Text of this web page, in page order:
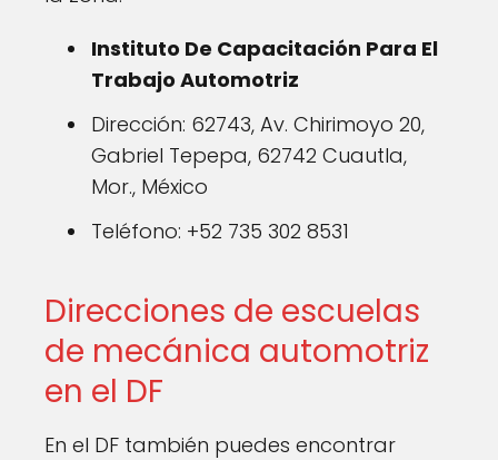
Instituto De Capacitación Para El
Trabajo Automotriz
Dirección: 62743, Av. Chirimoyo 20,
Gabriel Tepepa, 62742 Cuautla,
Mor., México
Teléfono: +52 735 302 8531
Direcciones de escuelas
de mecánica automotriz
en el DF
En el DF también puedes encontrar